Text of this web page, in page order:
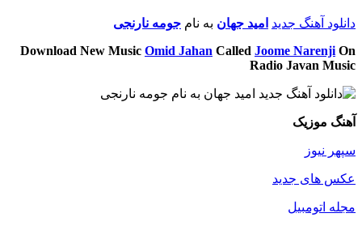
دانلود آهنگ جدید امید جهان به نام جومه نارنجی
Download New Music Omid Jahan Called Joome Narenji On
Radio Javan Music
آهنگ موزیک
سپهر نیوز
عکس های جدید
مجله اتومبیل